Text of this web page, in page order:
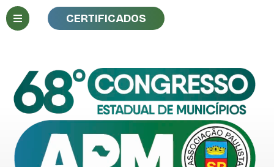
CERTIFICADOS